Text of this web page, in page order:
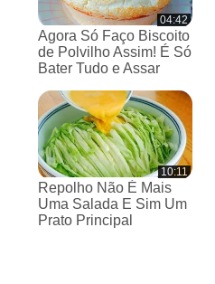
04:42
Agora Só Faço Biscoito
de Polvilho Assim! É Só
Bater Tudo e Assar
10:11
Repolho Não É Mais
Uma Salada E Sim Um
Prato Principal